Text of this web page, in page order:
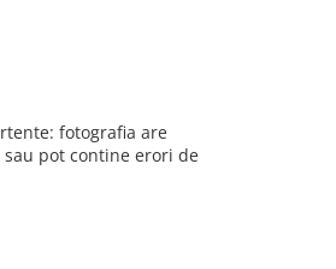
fotografia are
pot contine erori de